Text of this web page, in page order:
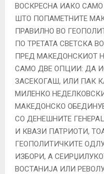
ВОСКРЕСНА ИАКО
ШТО ПОПАМЕТНИТЕ
ПРАВИЛНО ВО
ПО ТРЕТАТА СВЕТСКА
ПРЕД МАКЕДОНСКИОТ
САМО ДВЕ ОПЦИИ: ДА
ЗАСЕКОГАШ, ИЛИ ПАК
МИЛЕНКО
МАКЕДОНСКО
СО ДЕНЕШНИТЕ
И КВАЗИ ПАТРИОТИ,
ГЕОПОЛИТИЧКИТЕ
ИЗБОРИ, А
ВОСТАНИЈА ИЛИ